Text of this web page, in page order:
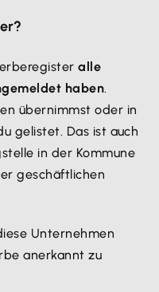
alle
haben.
übernimmst oder in
gelistet. Das ist auch
in der Kommune
geschäftlichen
Unternehmen
anerkannt zu